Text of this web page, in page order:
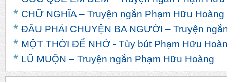
CHỮ NGHĨA – Truyện ngắn Phạm Hữu Hoàng
ĐÂU PHẢI CHUYỆN BA NGƯỜI – Truyện
MỘT THỜI ĐỂ NHỚ - Tùy bút Phạm Hữu
LŨ MUỘN – Truyện ngắn Phạm Hữu Hoàng